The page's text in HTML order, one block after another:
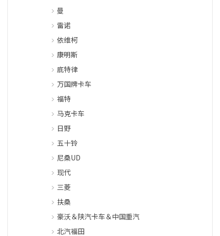
曼
雷诺
依维柯
康明斯
底特律
万国牌卡车
福特
马克卡车
日野
五十铃
尼桑UD
现代
三菱
扶桑
豪沃＆陕汽卡车＆中国重汽
北汽福田